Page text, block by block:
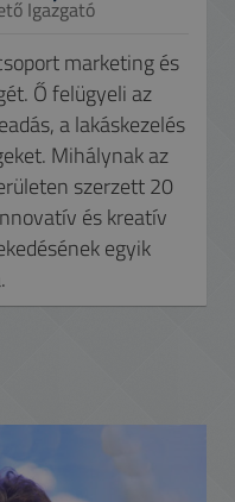
Igazgató
marketing és
Ő felügyeli az
a lakáskezelés
Mihálynak az
szerzett 20
és kreatív
egyik